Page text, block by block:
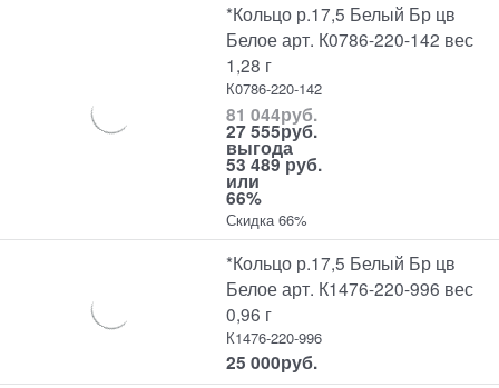
*Кольцо р.17,5 Белый Бр цв
Белое арт. К0786-220-142 вес
1,28 г
К0786-220-142
81 044руб.
27 555руб.
выгода
53 489 руб.
или
66%
Скидка 66%
*Кольцо р.17,5 Белый Бр цв
Белое арт. К1476-220-996 вес
0,96 г
К1476-220-996
25 000руб.